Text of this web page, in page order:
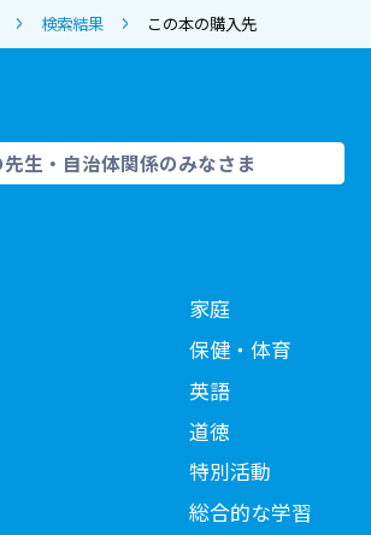
検索結果 この本の購入先
生・自治体関係のみなさま
家庭
保健・体育
英語
道徳
特別活動
総合的な学習